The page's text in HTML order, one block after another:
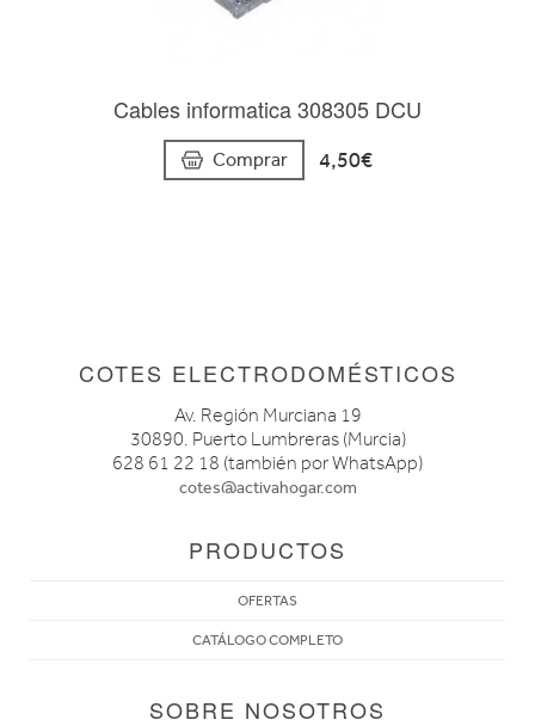
Cables informatica 308305 DCU
Comprar 4,50€
COTES ELECTRODOMÉSTICOS
Av. Región Murciana 19
30890. Puerto Lumbreras (Murcia)
628 61 22 18 (también por WhatsApp)
cotes@activahogar.com
PRODUCTOS
OFERTAS
CATÁLOGO COMPLETO
SOBRE NOSOTROS